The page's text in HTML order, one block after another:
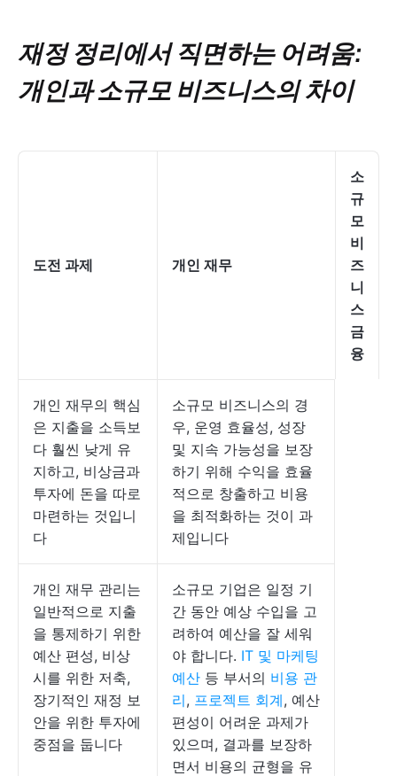
재정 정리에서 직면하는 어려움:
개인과 소규모 비즈니스의 차이
도전 과제 개인 재무
소
규
모
비
즈
니
스
금
융
개인 재무의 핵심
은 지출을 소득보
다 훨씬 낮게 유
지하고, 비상금과
투자에 돈을 따로
마련하는 것입니
다
소규모 비즈니스의 경
우, 운영 효율성, 성장
및 지속 가능성을 보장
하기 위해 수익을 효율
적으로 창출하고 비용
을 최적화하는 것이 과
제입니다
개인 재무 관리는
일반적으로 지출
을 통제하기 위한
예산 편성, 비상
시를 위한 저축,
장기적인 재정 보
안을 위한 투자에
중점을 둡니다
소규모 기업은 일정 기
간 동안 예상 수입을 고
려하여 예산을 잘 세워
야 합니다. IT 및 마케팅
예산 등 부서의 비용 관
리, 프로젝트 회계, 예산
편성이 어려운 과제가
있으며, 결과를 보장하
면서 비용의 균형을 유